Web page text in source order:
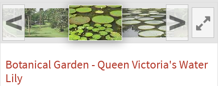
< >
Botanical Garden - Queen Victoria's Water
Lily